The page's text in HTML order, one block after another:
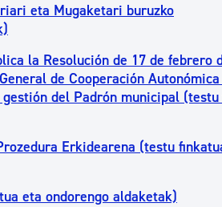
eta Mugaketari buruzko
la Resolución de 17 de febrero
de Cooperación
del Padrón municipal
Erkidearena (testu
eta ondorengo aldaketak)